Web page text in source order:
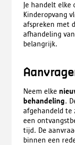
Je handelt elke
Kinderopvang
afspreken met
afhandeling
belangrijk.
Neem elke
behandeling.
afgehandeld te
een
tijd. De
binnen een